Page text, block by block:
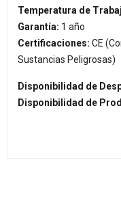
Temperatura de
Garantía: 1 año
Certificaciones: CE
Sustancias Peligrosas)
Disponibilidad de
Disponibilidad de